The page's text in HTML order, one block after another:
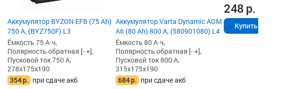
Аккумулятор BYZON EFB (75 Ah)
750 А, (BYZ750F) L3
Ёмкость 75 А·ч,
Полярность обратная [- +],
Пусковой ток 750 А,
278x175x190
354р. при сдаче акб
Аккумулятор Varta Dynamic AGM
A6 (80 Ah) 800 А, (580901080) L4
Ёмкость 80 А·ч,
Полярность обратная [- +],
Пусковой ток 800 А,
315x175x190
684р. при сдаче акб
248р.
Купить